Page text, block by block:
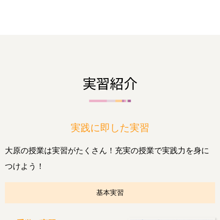
実習紹介
実践に即した実習
大原の授業は実習がたくさん！充実の授業で実践力を身に
つけよう！
基本実習